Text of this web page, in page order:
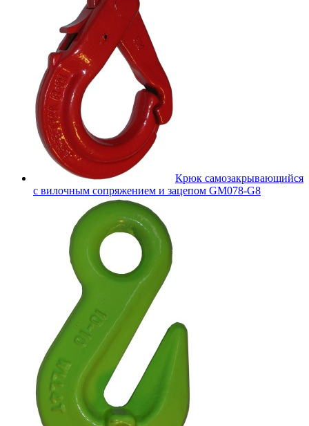
Крюк самозакрывающийся
с вилочным сопряжением и зацепом GM078-G8